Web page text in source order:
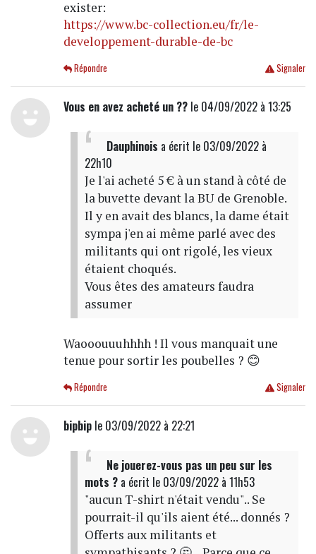
exister:
https://www.bc-collection.eu/fr/le-
developpement-durable-de-bc
Signaler
Répondre
Vous en avez acheté un ??le 04/09/2022 à 13:25
Dauphinois a écrit le 03/09/2022 à
22h10
Je l'ai acheté 5 € à un stand à côté de
la buvette devant la BU de Grenoble.
Il y en avait des blancs, la dame était
sympa j'en ai même parlé avec des
militants qui ont rigolé, les vieux
étaient choqués.
Vous êtes des amateurs faudra
assumer
Waooouuuhhhh ! Il vous manquait une
tenue pour sortir les poubelles ? 😊
Signaler
Répondre
bipbiple 03/09/2022 à 22:21
Ne jouerez-vous pas un peu sur les
mots ?a écrit le 03/09/2022 à 11h53
"aucun T-shirt n'était vendu".. Se
pourrait-il qu'ils aient été... donnés ?
Offerts aux militants et